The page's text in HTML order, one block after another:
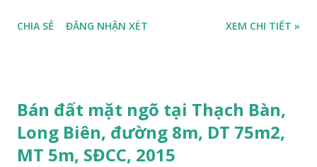
vào nhà, sổ đỏ chính chủ, giá bán 1,95 tỷ. Liên hệ:
12-2015 tại đây: https://thachban.wordpress.com/danh-
sach-nha-dat-ban-tai-thach-ban-thang-11-2015/ Video
phố Ngọc Trì, Phường Thạch Bàn khánh thành tháng 5-
CHIA SẺ ĐĂNG NHẬN XÉT XEM CHI TIẾT »
Bán đất mặt ngõ tại Thạch Bàn,
Long Biên, đường 8m, DT 75m2,
MT 5m, SĐCC, 2015